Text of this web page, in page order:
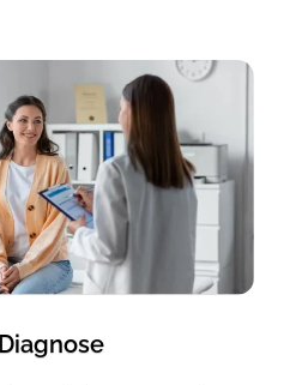
Diagnose